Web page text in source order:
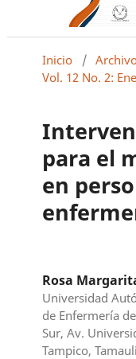
Inicio /
Vol. 12 No. 2:
para el
en
Rosa
Universidad
de Enfermería
Sur, Av.
Tampico,